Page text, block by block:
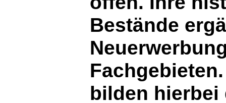
Bestände
bilden hierbei